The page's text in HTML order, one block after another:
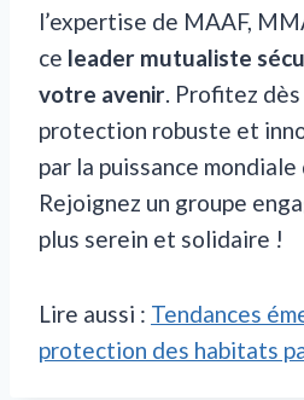
l’expertise de MAAF,
ce leader mutualiste
votre avenir. Profitez
protection robuste et
par la puissance
Rejoignez un groupe
plus serein et solidaire !
Lire aussi : Tendances
protection des habitats